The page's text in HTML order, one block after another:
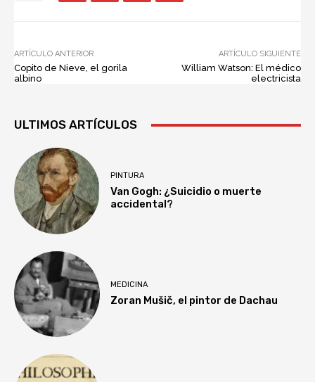
ARTÍCULO ANTERIOR
Copito de Nieve, el gorila
albino
ARTÍCULO SIGUIENTE
William Watson: El médico
electricista
ULTIMOS ARTÍCULOS
PINTURA
Van Gogh: ¿Suicidio o muerte
accidental?
MEDICINA
Zoran Mušič, el pintor de Dachau